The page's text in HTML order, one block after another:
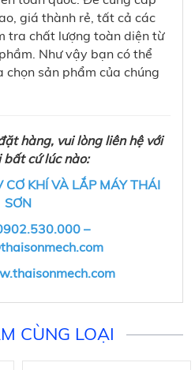
giá thành rẻ, tất cả các
tra chất lượng toàn diện từ
Như vậy bạn có thể
sản phẩm của chúng
hàng, vui lòng liên hệ với
bất cứ lúc nào:
CƠ KHÍ VÀ LẮP MÁY THÁI
SƠN
–
CÙNG LOẠI